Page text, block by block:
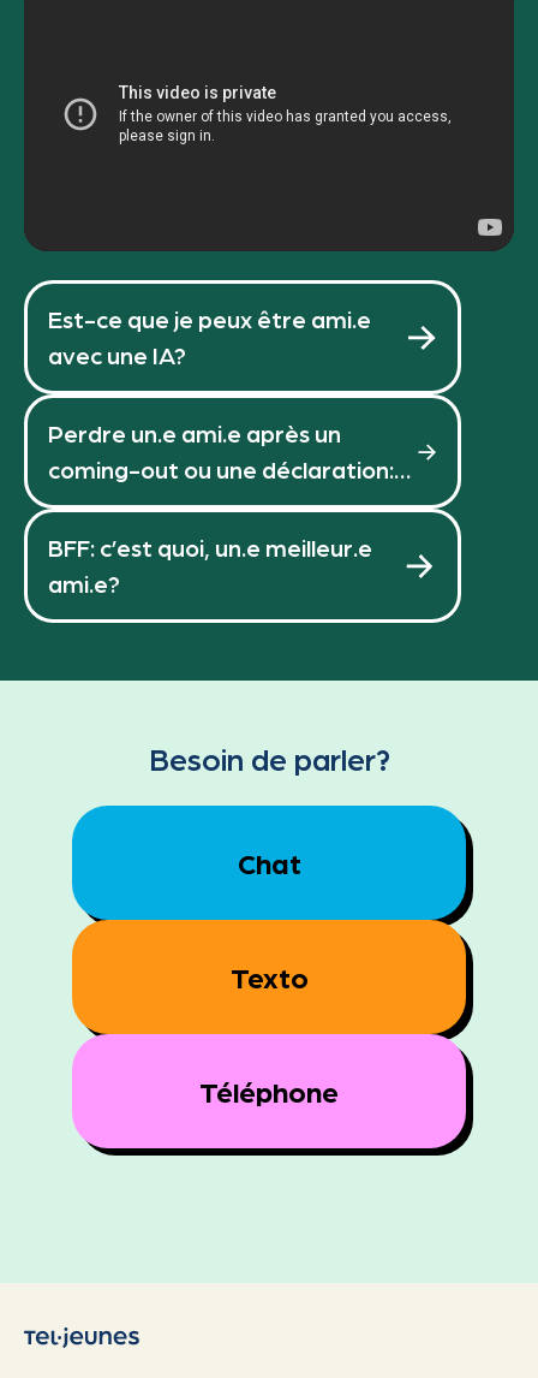
Est-ce que je peux être ami.e
avec une IA?
Perdre un.e ami.e après un
coming-out ou une déclaration:
comment gérer?
BFF: c’est quoi, un.e meilleur.e
ami.e?
Besoin de parler?
Chat
Texto
Téléphone